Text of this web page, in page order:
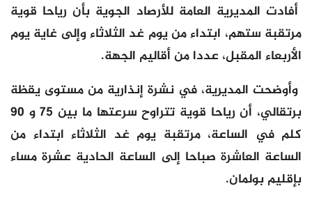
أفادت المديرية العامة للأرصاد الجوية بأن رياحا قوية
مرتقبة ستهم، ابتداء من يوم غد الثلاثاء وإلى غاية يوم
الأربعاء المقبل، عددا من أقاليم الجهة.
وأوضحت المديرية، في نشرة إنذارية من مستوى يقظة
برتقالي، أن رياحا قوية تتراوح سرعتها ما بين 75 و 90
كلم في الساعة، مرتقبة يوم غد الثلاثاء ابتداء من
الساعة العاشرة صباحا إلى الساعة الحادية عشرة مساء
بإقليم بولمان.